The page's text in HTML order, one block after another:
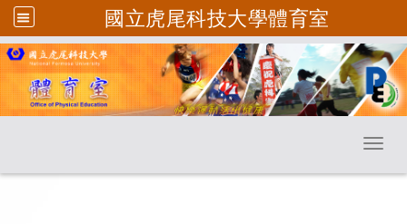
國立虎尾科技大學體育室
跳到主要內容